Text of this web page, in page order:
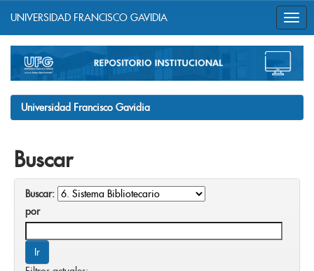
navigation
UNIVERSIDAD FRANCISCO GAVIDIA
Universidad Francisco Gavidia
Buscar
Buscar:
por